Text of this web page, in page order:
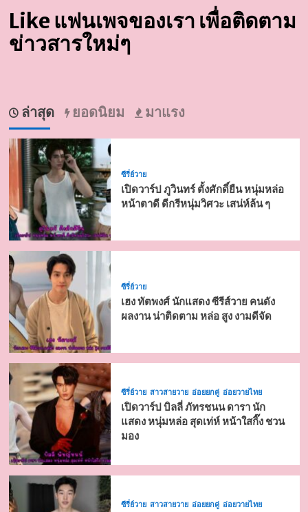
Like แฟนเพจของเรา เพื่อติดตาม
ข่าวสารใหม่ๆ
ล่าสุด ยอดนิยม มาแรง
ซีรี่ย์วาย
เปิดวาร์ป ภูวินทร์ ตั้งศักดิ์ยืน หนุ่มหล่อ
หน้าตาดี ดีกรีหนุ่มวิศวะ เสน่ห์ล้น ๆ
ซีรี่ย์วาย
เฮง ทัตพงศ์ นักแสดง ซีรีส์วาย คนดัง
ผลงาน น่าติดตาม หล่อ สูง งามดีจัด
ซีรี่ย์วาย สาวสายวาย อ่อยยกคู่ อ่อยวายไทย
เปิดวาร์ป บิลลี่ ภัทรชนน ดารา นัก
แสดง หนุ่มหล่อ สุดเท่ห์ หน้าใสกิ๊ง ชวน
มอง
ซีรี่ย์วาย สาวสายวาย อ่อยยกคู่ อ่อยวายไทย